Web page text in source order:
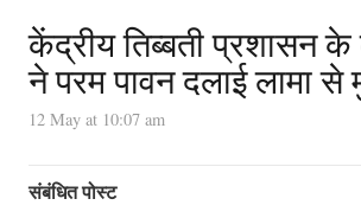
केंद्रीय तिब्बती प्रशासन के
ने परम पावन दलाई लामा से
12 May at 10:07 am
संबंधित पोस्ट